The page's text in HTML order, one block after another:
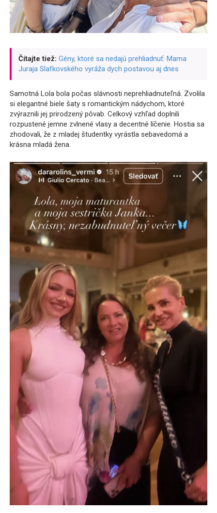
Čítajte tiež: Gény, ktoré sa nedajú prehliadnuť: Mama
Juraja Slafkovského vyráža dych postavou aj dnes
Samotná Lola bola počas slávnosti neprehliadnuteľná. Zvolila
si elegantné biele šaty s romantickým nádychom, ktoré
zvýraznili jej prirodzený pôvab. Celkový vzhľad doplnili
rozpustené jemne zvlnené vlasy a decentné líčenie. Hostia sa
zhodovali, že z mladej študentky vyrástla sebavedomá a
krásna mladá žena.